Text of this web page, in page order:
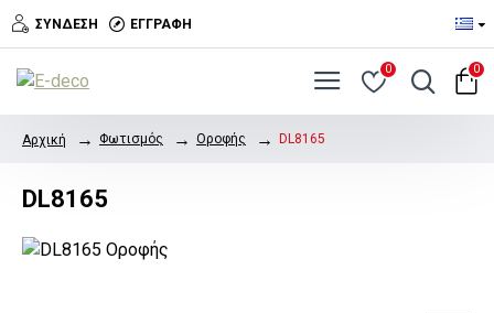
ΣΎΝΔΕΣΗ ΕΓΓΡΑΦΉ
0 0
Αρχική Φωτισμός Οροφής DL8165
DL8165